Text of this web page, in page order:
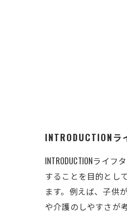
INTRODUCTION
INTRODUCTIONラ
することを目的とし
ます。例えば、子供
や介護のしやすさが